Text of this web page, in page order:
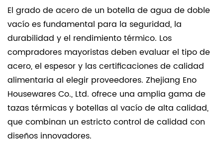
El grado de acero de un botella de agua de doble
vacíoes fundamental para la seguridad, la
durabilidad y el rendimiento térmico. Los
compradores mayoristas deben evaluar el tipo de
acero, el espesor y las certificaciones de calidad
alimentaria al elegir proveedores. Zhejiang Eno
Housewares Co., Ltd. ofrece una amplia gama de
tazas térmicas y botellas al vacío de alta calidad,
que combinan un estricto control de calidad con
diseños innovadores.